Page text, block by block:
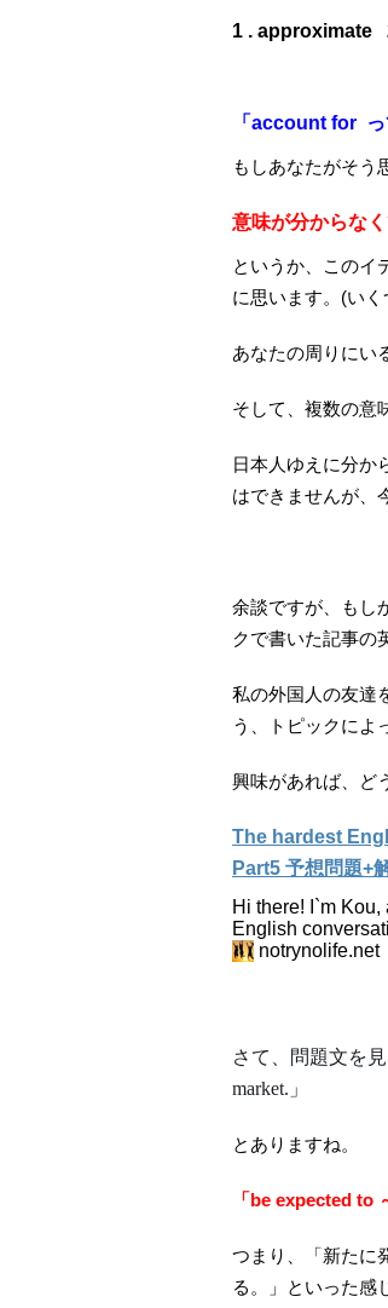
1 . approximate
「account for っ
もしあなたがそう
意味が分からな
というか、このイ
に思います。(い
あなたの周りにい
そして、複数の意
日本人ゆえに分か
はできませんが、
余談ですが、もし
クで書いた記事の
私の外国人の友達
う、トピックによ
興味があれば、ど
The hardest
Part5 予想問題+
Hi there! I`m
English
notrynolife.net
さて、問題文を見
market.」
とありますね。
「be expected to
つまり、「新たに
る。」といった感